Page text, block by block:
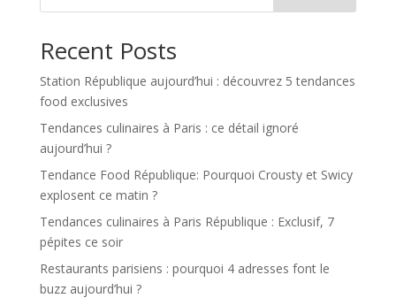
Recent Posts
Station République aujourd’hui : découvrez 5 tendances
food exclusives
Tendances culinaires à Paris : ce détail ignoré
aujourd’hui ?
Tendance Food République: Pourquoi Crousty et Swicy
explosent ce matin ?
Tendances culinaires à Paris République : Exclusif, 7
pépites ce soir
Restaurants parisiens : pourquoi 4 adresses font le
buzz aujourd’hui ?